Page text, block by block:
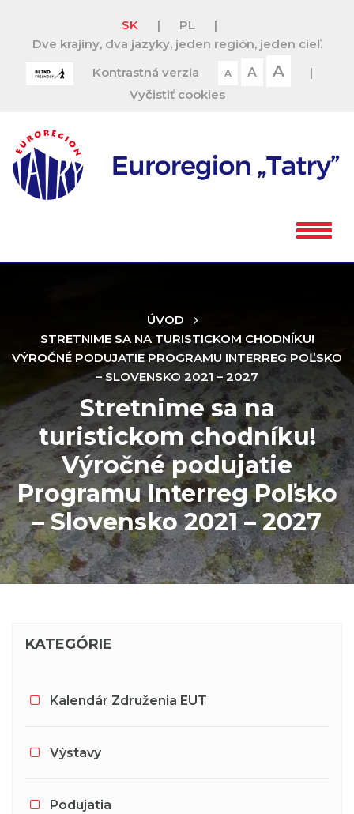
SK | PL
|
Dve krajiny, dva jazyky, jeden región, jeden cieľ.
Kontrastná verzia
A A A
|
Vyčistiť cookies
ÚVOD
STRETNIME SA NA TURISTICKOM CHODNÍKU!
VÝROČNÉ PODUJATIE PROGRAMU INTERREG POĽSKO
– SLOVENSKO 2021 – 2027
Stretnime sa na
turistickom chodníku!
Výročné podujatie
Programu Interreg Poľsko
– Slovensko 2021 – 2027
KATEGÓRIE
Kalendár Združenia EUT
Výstavy
Podujatia